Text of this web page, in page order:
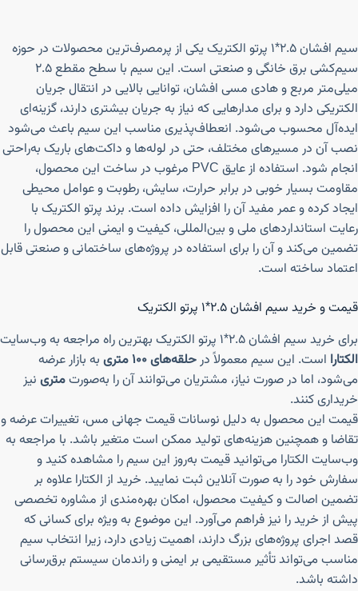
سیم افشان ۲.۵*۱ پرتو الکتریک یکی از پرمصرف‌ترین محصولات در حوزه
سیم‌کشی برق خانگی و صنعتی است. این سیم با سطح مقطع ۲.۵
میلی‌متر مربع و هادی مسی افشان، توانایی بالایی در انتقال جریان
الکتریکی دارد و برای مدارهایی که نیاز به جریان بیشتری دارند، گزینه‌ای
ایده‌آل محسوب می‌شود. انعطاف‌پذیری مناسب این سیم باعث می‌شود
نصب آن در مسیرهای مختلف، حتی در لوله‌ها و داکت‌های باریک به‌راحتی
انجام شود. استفاده از عایق PVC مرغوب در ساخت این محصول،
مقاومت بسیار خوبی در برابر حرارت، سایش، رطوبت و عوامل محیطی
ایجاد کرده و عمر مفید آن را افزایش داده است. برند پرتو الکتریک با
رعایت استانداردهای ملی و بین‌المللی، کیفیت و ایمنی این محصول را
تضمین می‌کند و آن را برای استفاده در پروژه‌های ساختمانی و صنعتی قابل
اعتماد ساخته است.
قیمت و خرید سیم افشان ۲.۵*۱ پرتو الکتریک
برای خرید سیم افشان ۲.۵*۱ پرتو الکتریک بهترین راه مراجعه به وب‌سایت
الکتارا است. این سیم معمولاً درحلقه‌های ۱۰۰ متری
به بازار عرضه
می‌شود، اما در صورت نیاز، مشتریان می‌توانند آن را به‌صورتمتری نیز
خریداری کنند.
قیمت این محصول به دلیل نوسانات قیمت جهانی مس، تغییرات عرضه و
تقاضا و همچنین هزینه‌های تولید ممکن است متغیر باشد. با مراجعه به
وب‌سایت الکتارا می‌توانید قیمت به‌روز این سیم را مشاهده کنید و
سفارش خود را به صورت آنلاین ثبت نمایید. خرید از الکتارا علاوه بر
تضمین اصالت و کیفیت محصول، امکان بهره‌مندی از مشاوره تخصصی
پیش از خرید را نیز فراهم می‌آورد. این موضوع به ویژه برای کسانی که
قصد اجرای پروژه‌های بزرگ دارند، اهمیت زیادی دارد، زیرا انتخاب سیم
مناسب می‌تواند تأثیر مستقیمی بر ایمنی و راندمان سیستم برق‌رسانی
داشته باشد.